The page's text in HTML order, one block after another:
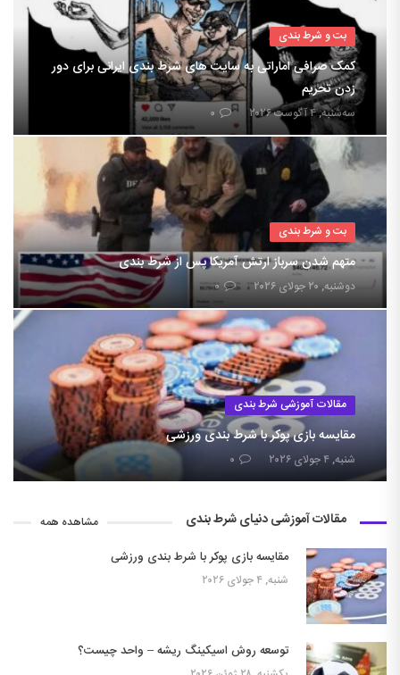
بت و شرط بندی
کمک صرافی اماراتی به سایت های شرط بندی ایرانی برای دور
زدن تحریم
سه‌شنبه, ۴ آگوست ۲۰۲۶ ۰
بت و شرط بندی
متهم شدن سرباز ارتش آمریکا پس از شرط بندی
دوشنبه, ۲۰ جولای ۲۰۲۶ ۰
مقالات آموزشی شرط بندی
مقایسه بازی پوکر با شرط بندی ورزشی
شنبه, ۴ جولای ۲۰۲۶ ۰
مقالات آموزشی دنیای شرط بندی مشاهده همه
مقایسه بازی پوکر با شرط بندی ورزشی
شنبه, ۴ جولای ۲۰۲۶
توسعه روش اسیکینگ ریشه – واحد چیست؟